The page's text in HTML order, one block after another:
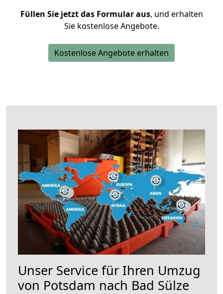
Füllen Sie jetzt das Formular aus, und erhalten
Sie kostenlose Angebote.
Kostenlose Angebote erhalten
Unser Service für Ihren Umzug
von Potsdam nach Bad Sülze